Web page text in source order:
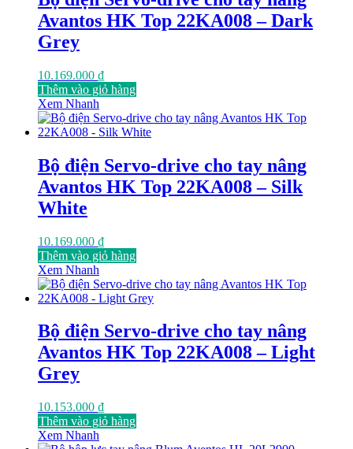
Avantos HK Top 22KA008 – Dark
Grey
10.169.000 ₫
Thêm vào giỏ hàng
Xem Nhanh
Bộ điện Servo-drive cho tay nâng
Avantos HK Top 22KA008 – Silk
White
10.169.000 ₫
Thêm vào giỏ hàng
Xem Nhanh
Bộ điện Servo-drive cho tay nâng
Avantos HK Top 22KA008 – Light
Grey
10.153.000 ₫
Thêm vào giỏ hàng
Xem Nhanh